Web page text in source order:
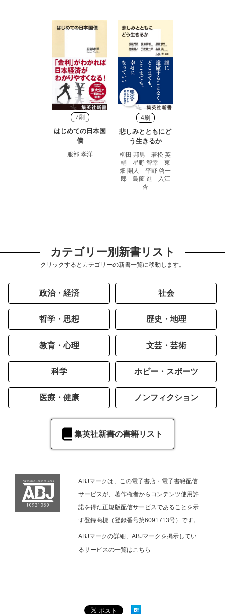
7刷
はじめての日本国
債
服部 孝洋
4刷
悲しみとともにど
う生きるか
柳田 邦男 若松 英
輔 星野 智幸 東
畑 開人 平野 啓一
郎 島薗 進 入江
杏
カテゴリー別新書リスト
クリックするとカテゴリーの新書一覧に移動します。
政治・経済 社会
哲学・思想 歴史・地理
教育・心理 文芸・芸術
科学 ホビー・スポーツ
医療・健康 ノンフィクション
集英社新書の書籍リスト
ABJマークは、この電子書店・電子書籍配信
サービスが、著作権者からコンテンツ使用許
諾を得た正規版配信サービスであることを示
す登録商標（登録番号第6091713号）です。
ABJマークの詳細、ABJマークを掲示してい
るサービスの一覧はこちら